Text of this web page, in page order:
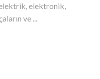
elektronik,
ve ...